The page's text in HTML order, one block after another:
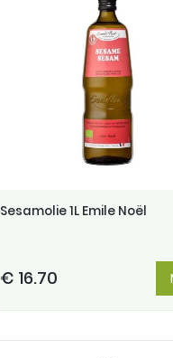
Sesamolie 1L Emile Noël
€ 16.70